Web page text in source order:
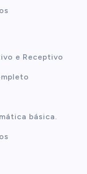
e Receptivo
básica.